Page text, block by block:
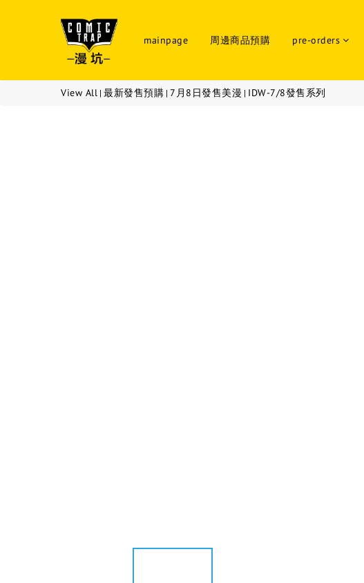
mainpage 周邊商品預購 pre-orders
View All | 最新發售預購 | 7月8日發售美漫 | IDW-7/8發售系列